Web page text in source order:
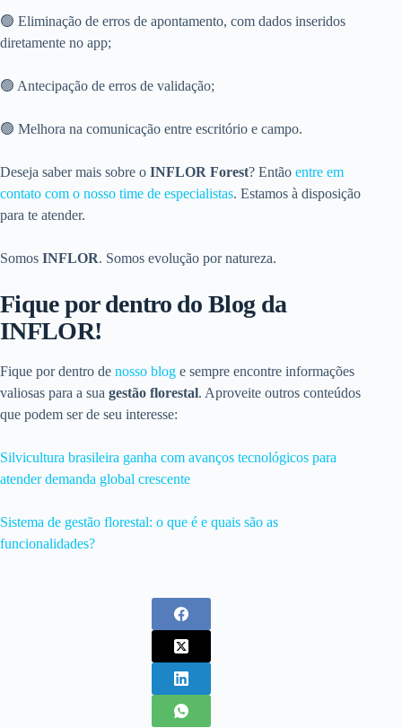
🟢 Eliminação de erros de apontamento, com dados inseridos
diretamente no app;
🟢 Antecipação de erros de validação;
🟢 Melhora na comunicação entre escritório e campo.
Deseja saber mais sobre o INFLOR Forest? Então entre em
contato com o nosso time de especialistas. Estamos à disposição
para te atender.
Somos INFLOR. Somos evolução por natureza.
Fique por dentro do Blog da
INFLOR!
Fique por dentro de nosso blog e sempre encontre informações
valiosas para a sua gestão florestal. Aproveite outros conteúdos
que podem ser de seu interesse:
Silvicultura brasileira ganha com avanços tecnológicos para
atender demanda global crescente
Sistema de gestão florestal: o que é e quais são as
funcionalidades?